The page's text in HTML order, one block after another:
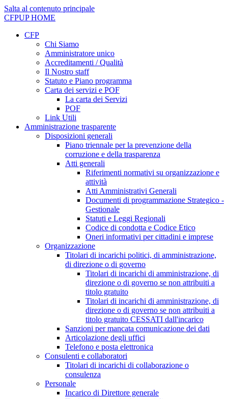
Salta al contenuto principale
CFPUPHOME
CFP
Chi Siamo
Amministratore unico
Accreditamenti / Qualità
Il Nostro staff
Statuto e Piano programma
Carta dei servizi e POF
La carta dei Servizi
POF
Link Utili
Amministrazione trasparente
Disposizioni generali
Piano triennale per la prevenzione della
corruzione e della trasparenza
Atti generali
Riferimenti normativi su organizzazione e
attività
Atti Amministrativi Generali
Documenti di programmazione Strategico -
Gestionale
Statuti e Leggi Regionali
Codice di condotta e Codice Etico
Oneri informativi per cittadini e imprese
Organizzazione
Titolari di incarichi politici, di amministrazione,
di direzione o di governo
Titolari di incarichi di amministrazione, di
direzione o di governo se non attribuiti a
titolo gratuito
Titolari di incarichi di amministrazione, di
direzione o di governo se non attribuiti a
titolo gratuito CESSATI dall'incarico
Sanzioni per mancata comunicazione dei dati
Articolazione degli uffici
Telefono e posta elettronica
Consulenti e collaboratori
Titolari di incarichi di collaborazione o
consulenza
Personale
Incarico di Direttore generale